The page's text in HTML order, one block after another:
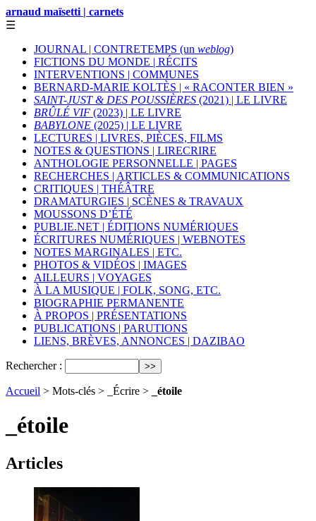
arnaud maïsetti | carnets
☰
JOURNAL | CONTRETEMPS (un weblog)
FICTIONS DU MONDE | RÉCITS
INTERVENTIONS | COMMUNES
BERNARD-MARIE KOLTÈS | « RACONTER BIEN »
SAINT-JUST & DES POUSSIÈRES (2021) | LE LIVRE
BRÛLÉ VIF (2023) | LE LIVRE
BABYLONE (2025) | LE LIVRE
LECTURES | LIVRES, PIÈCES, FILMS
NOTES & QUESTIONS | LIRECRIRE
ANTHOLOGIE PERSONNELLE | PAGES
RECHERCHES | ARTICLES & COMMUNICATIONS
CRITIQUES | THÉÂTRE
DRAMATURGIES | SCÈNES & TRAVAUX
MOUSSONS D’ÉTÉ
PUBLIE.NET | ÉDITIONS NUMÉRIQUES
ÉCRITURES NUMÉRIQUES | WEBNOTES
NOTES MARGINALES | ETC.
PHOTOS & VIDÉOS | IMAGES
AILLEURS | VOYAGES
À LA MUSIQUE | FOLK, SONG, ETC.
BIOGRAPHIE PERMANENTE
À PROPOS | PRÉSENTATIONS
PUBLICATIONS | PARUTIONS
LIENS, BRÈVES, ANNONCES | DAZIBAO
Rechercher :
Accueil > Mots-clés > _Écrire > _étoile
_étoile
Articles